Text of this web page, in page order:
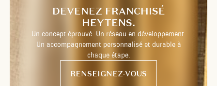
DEVENEZ FRANCHISÉ
HEYTENS.
Un concept éprouvé. Un réseau en développement.
Un accompagnement personnalisé et durable à
chaque étape.
RENSEIGNEZ-VOUS